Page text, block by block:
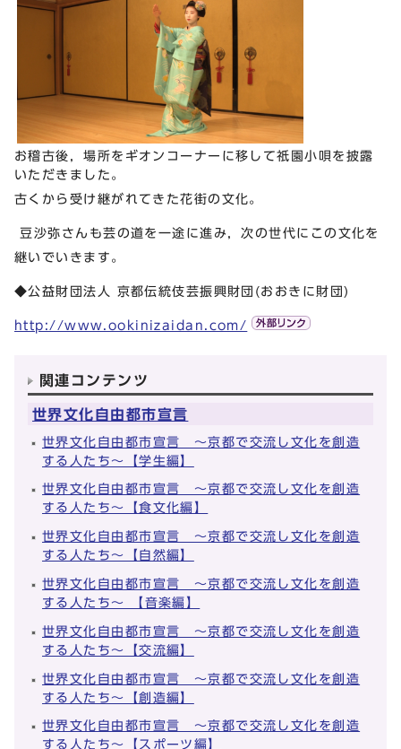
お稽古後，場所をギオンコーナーに移して祇園小唄を披露
いただきました。
古くから受け継がれてきた花街の文化。
豆沙弥さんも芸の道を一途に進み，次の世代にこの文化を
継いでいきます。
◆公益財団法人 京都伝統伎芸振興財団(おおきに財団)
http://www.ookinizaidan.com/
関連コンテンツ
世界文化自由都市宣言
世界文化自由都市宣言 ～京都で交流し文化を創造
する人たち～【学生編】
世界文化自由都市宣言 ～京都で交流し文化を創造
する人たち～【食文化編】
世界文化自由都市宣言 ～京都で交流し文化を創造
する人たち～【自然編】
世界文化自由都市宣言 ～京都で交流し文化を創造
する人たち～ 【音楽編】
世界文化自由都市宣言 ～京都で交流し文化を創造
する人たち～【交流編】
世界文化自由都市宣言 ～京都で交流し文化を創造
する人たち～【創造編】
世界文化自由都市宣言 ～京都で交流し文化を創造
する人たち～【スポーツ編】